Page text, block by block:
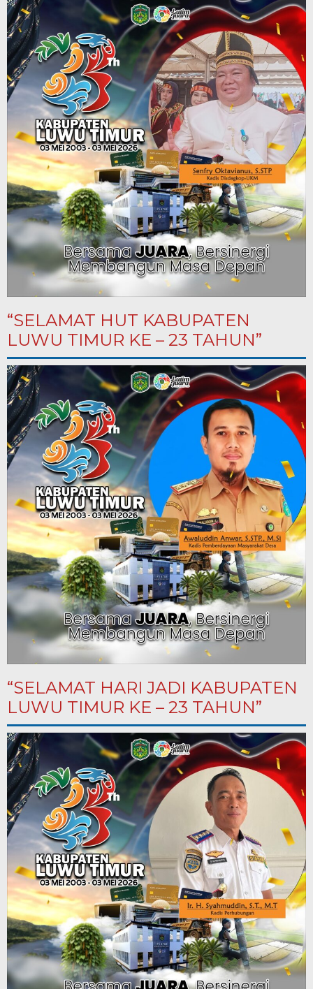
“SELAMAT HUT KABUPATEN
LUWU TIMUR KE – 23 TAHUN”
“SELAMAT HARI JADI KABUPATEN
LUWU TIMUR KE – 23 TAHUN”